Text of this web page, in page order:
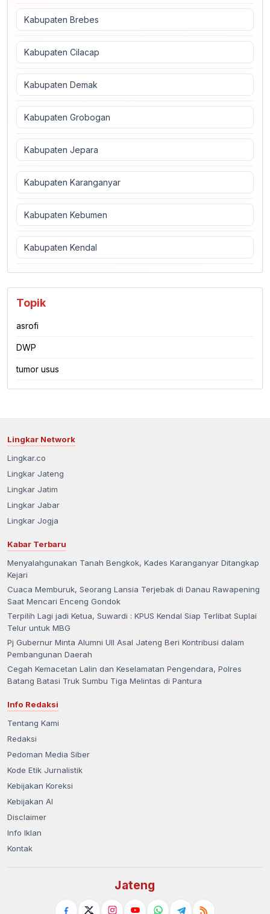
Kabupaten Brebes
Kabupaten Cilacap
Kabupaten Demak
Kabupaten Grobogan
Kabupaten Jepara
Kabupaten Karanganyar
Kabupaten Kebumen
Kabupaten Kendal
Topik
asrofi
DWP
tumor usus
Lingkar Network
Lingkar.co
Lingkar Jateng
Lingkar Jatim
Lingkar Jabar
Lingkar Jogja
Kabar Terbaru
Menyalahgunakan Tanah Bengkok, Kades Karanganyar Ditangkap
Kejari
Cuaca Memburuk, Seorang Lansia Terjebak di Danau Rawapening
Saat Mencari Enceng Gondok
Terpilih Lagi jadi Ketua, Suwardi : KPUS Kendal Siap Terlibat Suplai
Telur untuk MBG
Pj Gubernur Minta Alumni UII Asal Jateng Beri Kontribusi dalam
Pembangunan Daerah
Cegah Kemacetan Lalin dan Keselamatan Pengendara, Polres
Batang Batasi Truk Sumbu Tiga Melintas di Pantura
Info Redaksi
Tentang Kami
Redaksi
Pedoman Media Siber
Kode Etik Jurnalistik
Kebijakan Koreksi
Kebijakan AI
Disclaimer
Info Iklan
Kontak
Jateng